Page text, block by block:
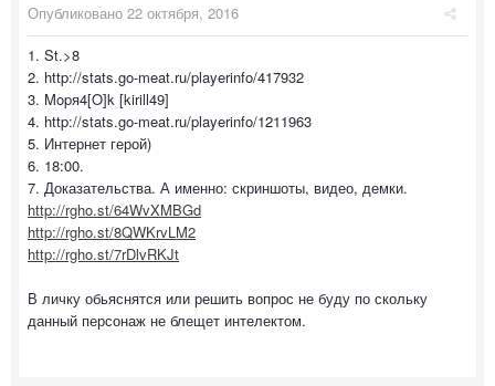
Опубликовано 22 октября, 2016
1. St.>8
2. http://stats.go-meat.ru/playerinfo/417932
3. Mopя4[O]k [kirill49]
4. http://stats.go-meat.ru/playerinfo/1211963
5. Интернет герой)
6. 18:00.
7. Доказательства. А именно: скриншоты, видео, демки.
http://rgho.st/64WvXMBGd
http://rgho.st/8QWKrvLM2
http://rgho.st/7rDlvRKJt
В личку обьяснятся или решить вопрос не буду по скольку
данный персонаж не блещет интелектом.